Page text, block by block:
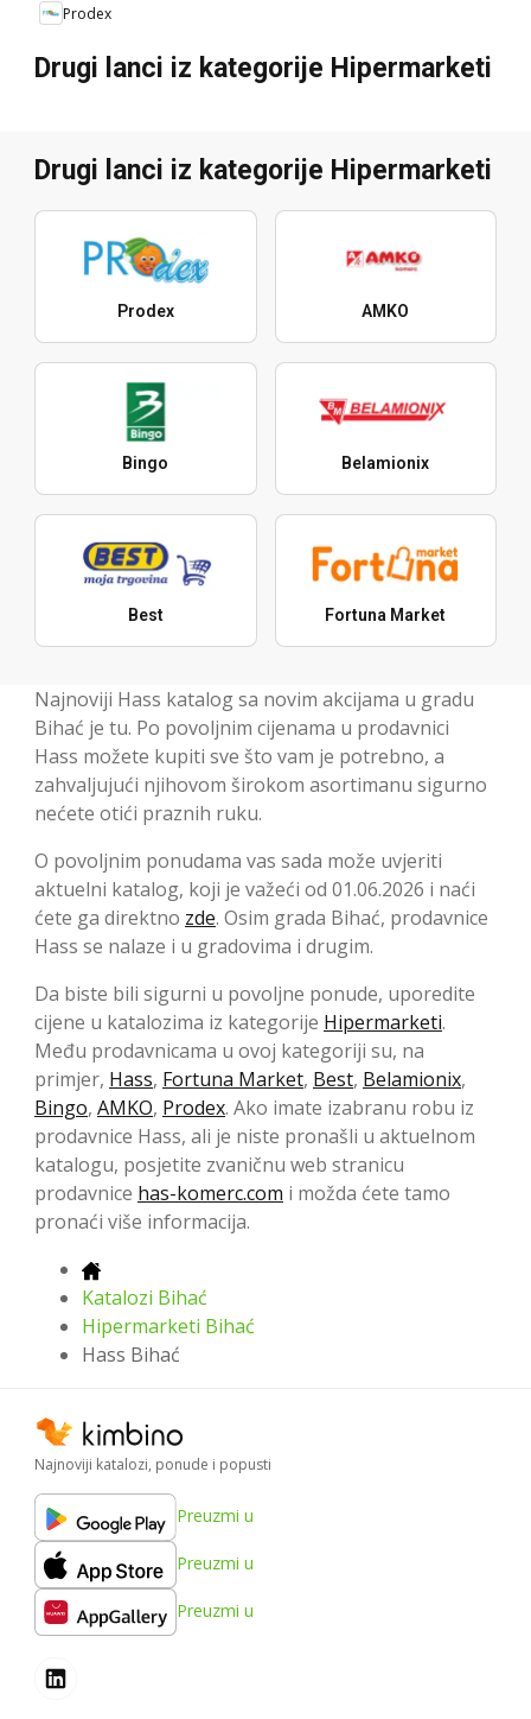
Prodex
Drugi lanci iz kategorije Hipermarketi
Drugi lanci iz kategorije Hipermarketi
Prodex AMKO
Bingo Belamionix
Best Fortuna Market
Najnoviji Hass katalog sa novim akcijama u gradu
Bihać je tu. Po povoljnim cijenama u prodavnici
Hass možete kupiti sve što vam je potrebno, a
zahvaljujući njihovom širokom asortimanu sigurno
nećete otići praznih ruku.
O povoljnim ponudama vas sada može uvjeriti
aktuelni katalog, koji je važeći od 01.06.2026 i naći
ćete ga direktno zde. Osim grada Bihać, prodavnice
Hass se nalaze i u gradovima i drugim.
Da biste bili sigurni u povoljne ponude, uporedite
cijene u katalozima iz kategorije Hipermarketi.
Među prodavnicama u ovoj kategoriji su, na
primjer, Hass, Fortuna Market, Best, Belamionix,
Bingo, AMKO, Prodex. Ako imate izabranu robu iz
prodavnice Hass, ali je niste pronašli u aktuelnom
katalogu, posjetite zvaničnu web stranicu
prodavnice has-komerc.com i možda ćete tamo
pronaći više informacija.
Katalozi Bihać
Hipermarketi Bihać
Hass Bihać
Najnoviji katalozi, ponude i popusti
Preuzmi u
Preuzmi u
Preuzmi u